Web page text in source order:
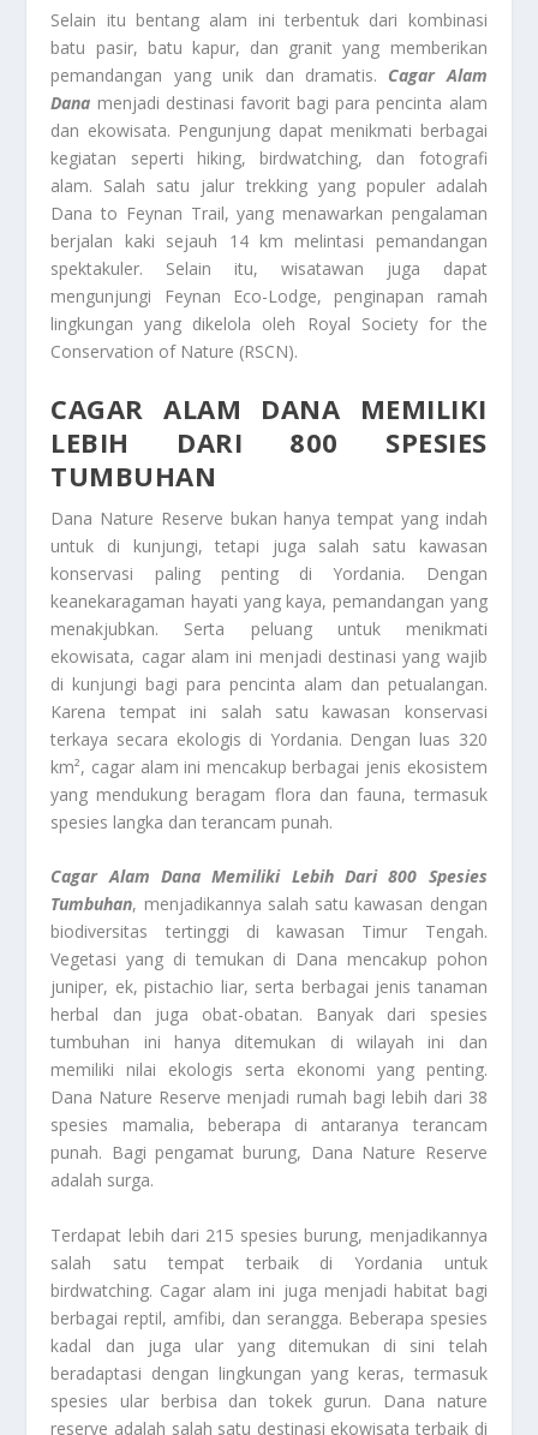
Selain itu bentang alam ini terbentuk dari kombinasi
batu pasir, batu kapur, dan granit yang memberikan
pemandangan yang unik dan dramatis. Cagar Alam
Dana menjadi destinasi favorit bagi para pencinta alam
dan ekowisata. Pengunjung dapat menikmati berbagai
kegiatan seperti hiking, birdwatching, dan fotografi
alam. Salah satu jalur trekking yang populer adalah
Dana to Feynan Trail, yang menawarkan pengalaman
berjalan kaki sejauh 14 km melintasi pemandangan
spektakuler. Selain itu, wisatawan juga dapat
mengunjungi Feynan Eco-Lodge, penginapan ramah
lingkungan yang dikelola oleh Royal Society for the
Conservation of Nature (RSCN).
CAGAR ALAM DANA MEMILIKI
LEBIH DARI 800 SPESIES
TUMBUHAN
Dana Nature Reserve bukan hanya tempat yang indah
untuk di kunjungi, tetapi juga salah satu kawasan
konservasi paling penting di Yordania. Dengan
keanekaragaman hayati yang kaya, pemandangan yang
menakjubkan. Serta peluang untuk menikmati
ekowisata, cagar alam ini menjadi destinasi yang wajib
di kunjungi bagi para pencinta alam dan petualangan.
Karena tempat ini salah satu kawasan konservasi
terkaya secara ekologis di Yordania. Dengan luas 320
km², cagar alam ini mencakup berbagai jenis ekosistem
yang mendukung beragam flora dan fauna, termasuk
spesies langka dan terancam punah.
Cagar Alam DanaMemiliki Lebih Dari 800 Spesies
Tumbuhan, menjadikannya salah satu kawasan dengan
biodiversitas tertinggi di kawasan Timur Tengah.
Vegetasi yang di temukan di Dana mencakup pohon
juniper, ek, pistachio liar, serta berbagai jenis tanaman
herbal dan juga obat-obatan. Banyak dari spesies
tumbuhan ini hanya ditemukan di wilayah ini dan
memiliki nilai ekologis serta ekonomi yang penting.
Dana Nature Reserve menjadi rumah bagi lebih dari 38
spesies mamalia, beberapa di antaranya terancam
punah. Bagi pengamat burung, Dana Nature Reserve
adalah surga.
Terdapat lebih dari 215 spesies burung, menjadikannya
salah satu tempat terbaik di Yordania untuk
birdwatching. Cagar alam ini juga menjadi habitat bagi
berbagai reptil, amfibi, dan serangga. Beberapa spesies
kadal dan juga ular yang ditemukan di sini telah
beradaptasi dengan lingkungan yang keras, termasuk
spesies ular berbisa dan tokek gurun. Dana nature
reserve adalah salah satu destinasi ekowisata terbaik di